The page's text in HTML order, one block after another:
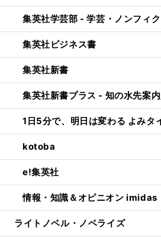
集英社学芸部 - 学芸・ノンフィ
集英社ビジネス書
集英社新書
集英社新書プラス - 知の水先案内
1日5分で、明日は変わる よみ
kotoba
e!集英社
情報・知識＆オピニオン imidas
ライトノベル・ノベライズ